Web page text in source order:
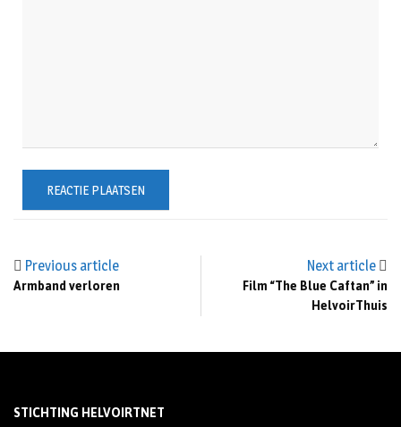
Previous article
Armband verloren
Next article
Film “The Blue Caftan” in
HelvoirThuis
STICHTING HELVOIRTNET